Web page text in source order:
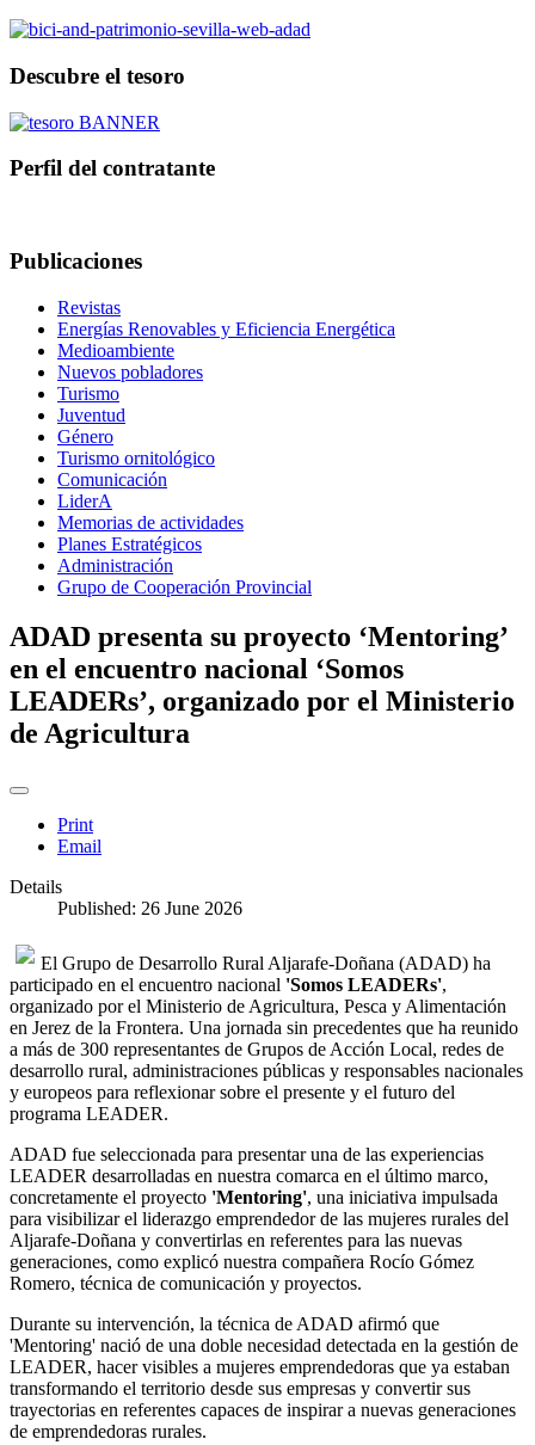
Descubre el tesoro
Perfil del contratante
Publicaciones
Revistas
Energías Renovables y Eficiencia Energética
Medioambiente
Nuevos pobladores
Turismo
Juventud
Género
Turismo ornitológico
Comunicación
LiderA
Memorias de actividades
Planes Estratégicos
Administración
Grupo de Cooperación Provincial
ADAD presenta su proyecto ‘Mentoring’
en el encuentro nacional ‘Somos
LEADERs’, organizado por el Ministerio
de Agricultura
Print
Email
Details
Published: 26 June 2026
El Grupo de Desarrollo Rural Aljarafe-Doñana (ADAD) ha
participado en el encuentro nacional 'Somos LEADERs',
organizado por el Ministerio de Agricultura, Pesca y Alimentación
en Jerez de la Frontera. Una jornada sin precedentes que ha reunido
a más de 300 representantes de Grupos de Acción Local, redes de
desarrollo rural, administraciones públicas y responsables nacionales
y europeos para reflexionar sobre el presente y el futuro del
programa LEADER.
ADAD fue seleccionada para presentar una de las experiencias
LEADER desarrolladas en nuestra comarca en el último marco,
concretamente el proyecto 'Mentoring', una iniciativa impulsada
para visibilizar el liderazgo emprendedor de las mujeres rurales del
Aljarafe-Doñana y convertirlas en referentes para las nuevas
generaciones, como explicó nuestra compañera Rocío Gómez
Romero, técnica de comunicación y proyectos.
Durante su intervención, la técnica de ADAD afirmó que
'Mentoring' nació de una doble necesidad detectada en la gestión de
LEADER, hacer visibles a mujeres emprendedoras que ya estaban
transformando el territorio desde sus empresas y convertir sus
trayectorias en referentes capaces de inspirar a nuevas generaciones
de emprendedoras rurales.